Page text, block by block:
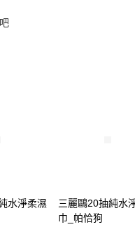
水淨柔濕
三麗鷗20抽純水
巾_帕恰狗